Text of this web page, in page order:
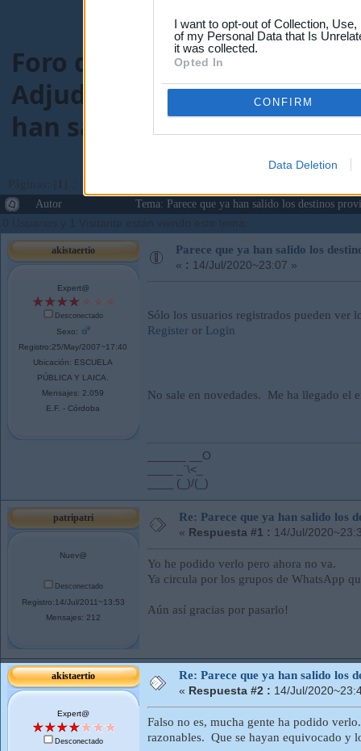
I want to opt-out of Collection,
of my Personal Data that Is
it was collected.
Opted In
CONFIRM
Data Deletion
Foro de Maestros25
Adjudicación destinos
han salido los destinos
Páginas: [ 1
Autor
Tema: Parece que ya han salido los destinos
0 Usuarios y 1 Visitante están viendo este tema.
akistaertio
Expert@
Desconectado
Sexo:
Registro:25/May/2007~17:40
Ubicación: ESCUELA
PÚBLICA Y LAICA.
Mensajes: 2.059
E.F. - Córdoba
Parece que ya han salido los
« : 14/Jul/2020~23:07 »
Sólo los usuarios registrados pueden ver
Register or Login
No sale en novedades. Me ha llegado el
______ __O
____ _`\<_
____ (_)/(_)
patripatri
Nuev@
Desconectado
Registro:14/Jul/2011~13:53
Mensajes: 212
Re: Parece que ya han salido los
« Respuesta #1 : 14/Jul/
Yo he podido verlo pero ahora no va.
Ya circula por los grupos de WhatsApp
Aún así gracias por pasarlo!
akistaertio
Expert@
Desconectado
Re: Parece que ya han salido los
« Respuesta #2 : 14/Jul/
Falso no es, mucha gente ha podido
razonables. Que se hayan equivocado y